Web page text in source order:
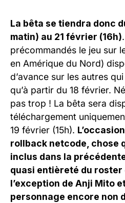
La bêta se tiendra donc
matin) au 21 février (16h)
précommandés le jeu sur
en Amérique du Nord)
d’avance sur les autres
qu’à partir du 18 février.
pas trop ! La bêta sera
téléchargement
19 février (15h).
rollback netcode, chose
inclus dans la
quasi entièreté du roster
l’exception de Anji Mito
personnage encore non